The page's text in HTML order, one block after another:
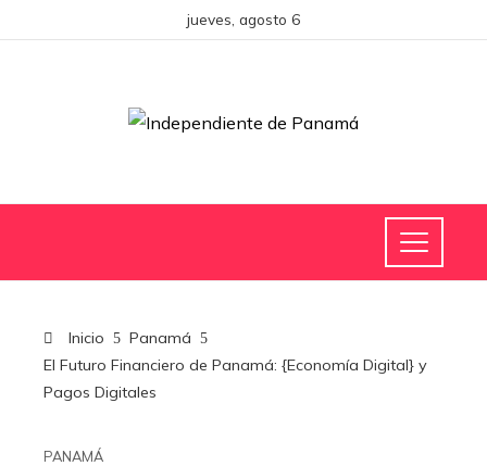
jueves, agosto 6
Inicio
Panamá
El Futuro Financiero de Panamá: {Economía Digital} y
Pagos Digitales
PANAMÁ